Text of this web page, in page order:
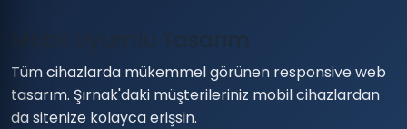
Mobil Uyumlu Tasarım
Tüm cihazlarda mükemmel görünen responsive web
tasarım. Şırnak'daki müşterileriniz mobil cihazlardan
da sitenize kolayca erişsin.